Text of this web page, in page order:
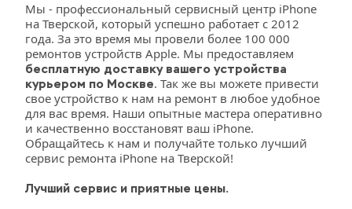
Мы - профессиональный сервисный центр iPhone
на Тверской, который успешно работает с 2012
года. За это время мы провели более 100 000
бесплатную доставку вашего устройства
курьером по Москве. Так же вы можете привести
свое устройство к нам на ремонт в любое удобное
для вас время. Наши опытные мастера оперативно
и качественно восстановят ваш iPhone.
Обращайтесь к нам и получайте только лучший
сервис ремонта iPhone на Тверской!
Лучший сервис и приятные цены.